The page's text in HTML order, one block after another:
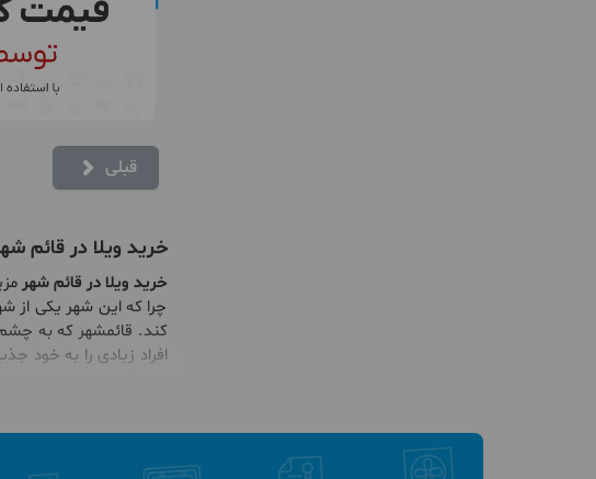
قبلی
خرید ویلا در قائم
خرید ویلا در قائم شهر
چرا که این شهر یکی از
کند. قائمشهر که به
افراد زیادی را به خود
نمائید. شایان به ذکر
فاصله کم این شهر به